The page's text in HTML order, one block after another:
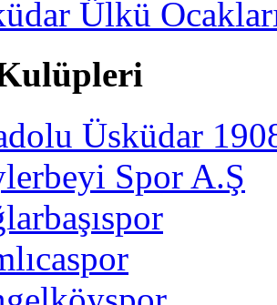
Ülkü
Üsküdar
Spor A.Ş